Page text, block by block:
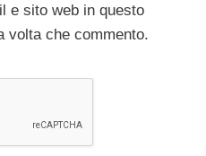
e sito web in questo
volta che commento.